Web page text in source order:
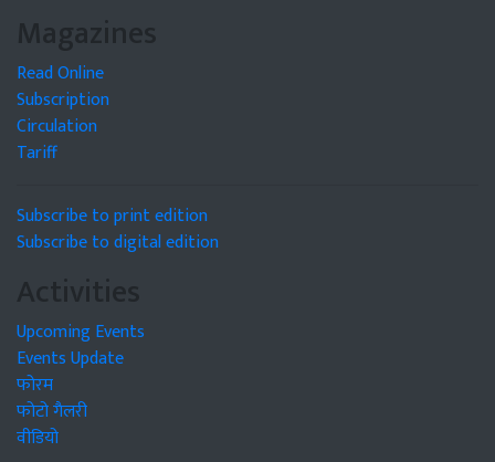
Magazines
Read Online
Subscription
Circulation
Tariff
Subscribe to print edition
Subscribe to digital edition
Activities
Upcoming Events
Events Update
फोरम
फोटो गैलरी
वीडियो